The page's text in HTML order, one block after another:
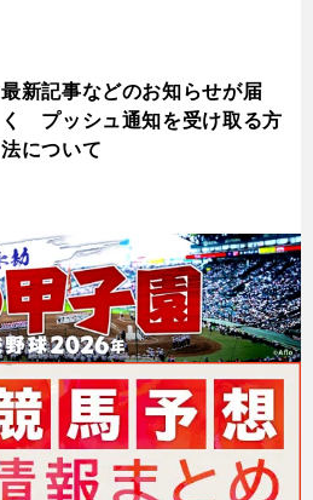
最新記事などのお知らせが届
く プッシュ通知を受け取る方
法について